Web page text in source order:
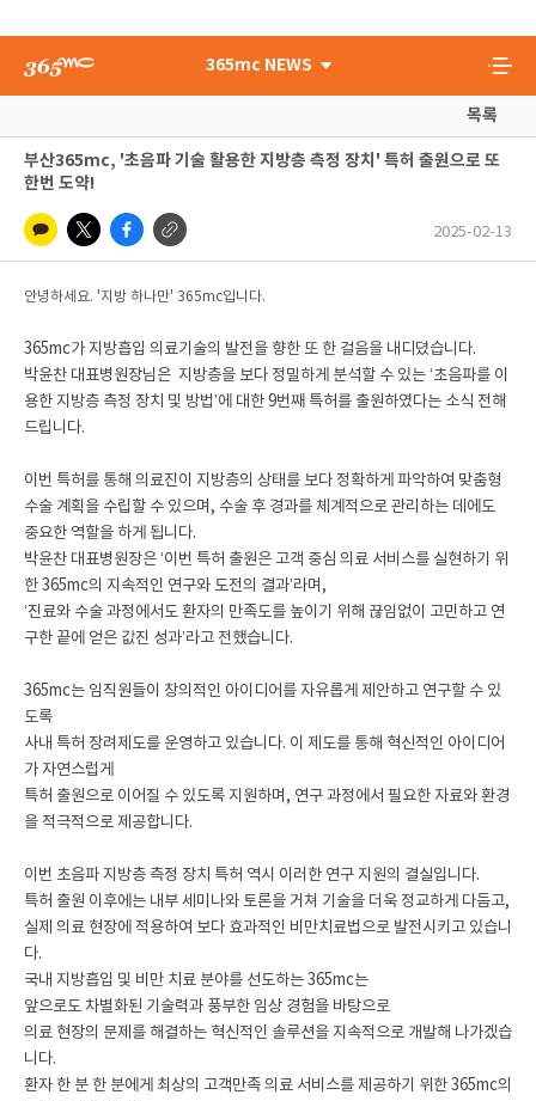
365mc NEWS
목록
부산365mc, '초음파 기술 활용한 지방층 측정 장치' 특허 출원으로 또
한번 도약!
2025-02-13
안녕하세요. '지방 하나만' 365mc입니다.
365mc가 지방흡입 의료기술의 발전을 향한 또 한 걸음을 내디뎠습니다.
박윤찬 대표병원장님은 지방층을 보다 정밀하게 분석할 수 있는 ‘초음파를 이
용한 지방층 측정 장치 및 방법’에 대한 9번째 특허를 출원하였다는 소식 전해
드립니다.
이번 특허를 통해 의료진이 지방층의 상태를 보다 정확하게 파악하여 맞춤형
수술 계획을 수립할 수 있으며, 수술 후 경과를 체계적으로 관리하는 데에도
중요한 역할을 하게 됩니다.
박윤찬 대표병원장은 ‘이번 특허 출원은 고객 중심 의료 서비스를 실현하기 위
한 365mc의 지속적인 연구와 도전의 결과’라며,
‘진료와 수술 과정에서도 환자의 만족도를 높이기 위해 끊임없이 고민하고 연
구한 끝에 얻은 값진 성과’라고 전했습니다.
365mc는 임직원들이 창의적인 아이디어를 자유롭게 제안하고 연구할 수 있
도록
사내 특허 장려제도를 운영하고 있습니다. 이 제도를 통해 혁신적인 아이디어
가 자연스럽게
특허 출원으로 이어질 수 있도록 지원하며, 연구 과정에서 필요한 자료와 환경
을 적극적으로 제공합니다.
이번 초음파 지방층 측정 장치 특허 역시 이러한 연구 지원의 결실입니다.
특허 출원 이후에는 내부 세미나와 토론을 거쳐 기술을 더욱 정교하게 다듬고,
실제 의료 현장에 적용하여 보다 효과적인 비만치료법으로 발전시키고 있습니
다.
국내 지방흡입 및 비만 치료 분야를 선도하는 365mc는
앞으로도 차별화된 기술력과 풍부한 임상 경험을 바탕으로
의료 현장의 문제를 해결하는 혁신적인 솔루션을 지속적으로 개발해 나가겠습
니다.
환자 한 분 한 분에게 최상의 고객만족 의료 서비스를 제공하기 위한 365mc의